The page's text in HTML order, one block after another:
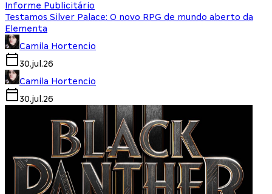
Informe Publicitário
Testamos Silver Palace: O novo RPG de mundo aberto da
Elementa
Camila Hortencio
30.jul.26
Camila Hortencio
30.jul.26